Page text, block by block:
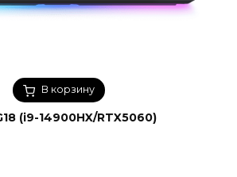
В корзину
(i9-14900HX/RTX5060)